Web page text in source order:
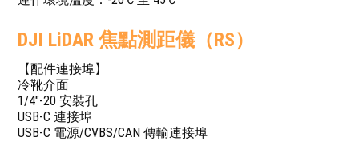
DJI LiDAR 焦點測距儀（RS）
【配件連接埠】
冷靴介面
1/4"-20 安裝孔
USB-C 連接埠
USB-C 電源/CVBS/CAN 傳輸連接埠